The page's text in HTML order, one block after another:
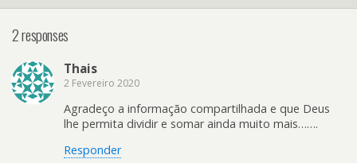
2 responses
Thais
2 Fevereiro 2020
Agradeço a informação compartilhada e que Deus
lhe permita dividir e somar ainda muito mais…….
Responder